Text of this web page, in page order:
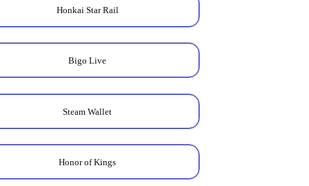
Honkai Star Rail
Bigo Live
Steam Wallet
Honor of Kings